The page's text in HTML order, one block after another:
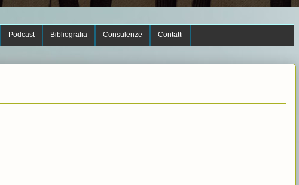
Podcast Bibliografia Consulenze Contatti